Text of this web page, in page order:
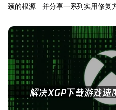
颈的根源，并分享一系列实用修复